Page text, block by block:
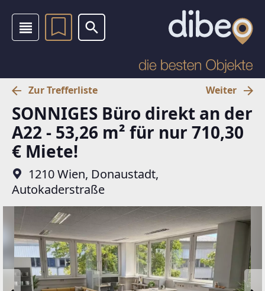
Zur Trefferliste Weiter
SONNIGES Büro direkt an der
A22 - 53,26 m² für nur 710,30
€ Miete!
1210 Wien, Donaustadt,
Autokaderstraße